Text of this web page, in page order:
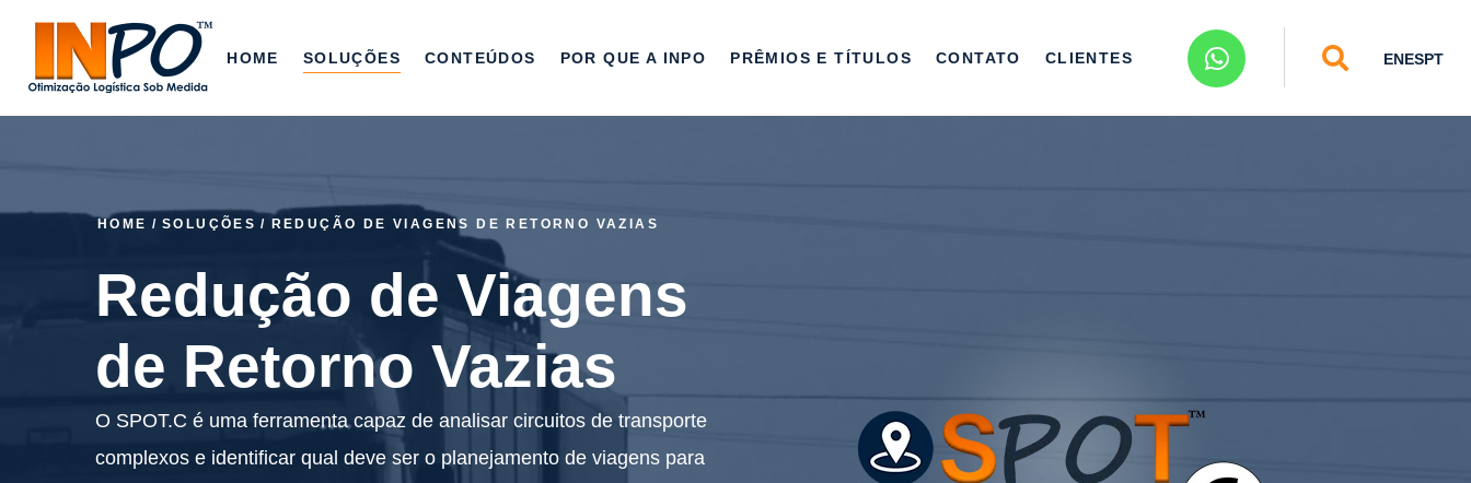
HOME SOLUÇÕES CONTEÚDOS POR QUE A INPO PRÊMIOS E TÍTULOS CONTATO CLIENTES ENESPT
HOME / SOLUÇÕES / REDUÇÃO DE VIAGENS DE RETORNO VAZIAS
Redução de Viagens
de Retorno Vazias
O SPOT.C é uma ferramenta capaz de analisar circuitos de transporte
complexos e identificar qual deve ser o planejamento de viagens para